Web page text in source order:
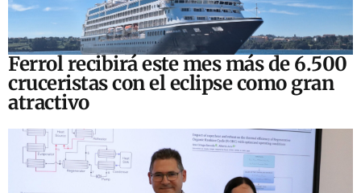
Ferrol recibirá este mes más de 6.500
cruceristas con el eclipse como gran
atractivo